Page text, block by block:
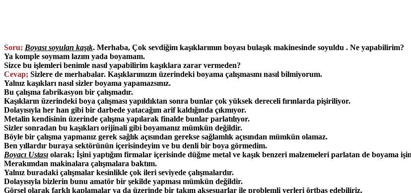
Soru; Boyası soyulan kaşık. Merhaba, Çok sevdiğim kaşıklarımın boyası bulaşık makinesinde soyuldu . Ne yapabilirim?
Ya komple soymam lazım yada boyamam.
Sizce bu işlemleri benimle nasıl yapabilirim kaşıklara zarar vermeden?
Cevap; Sizlere de merhabalar. Kaşıklarımızın üzerindeki boyama çalışmasını nasıl bilmiyorum.
Yalnız kaşıkları nasıl sizler boyama yapamazsınız.
Bu çalışma fabrikasyon bir çalışmadır.
Kaşıkların üzerindeki boya çalışması yapıldıktan sonra bunlar çok yüksek dereceli fırınlarda pişiriliyor.
Dolayısıyla her han gibi bir darbede yatacağım arif kaldığında çıkmıyor.
Metalin kendisinin üzerinde çalışma yapılarak finalde bunlar parlatılıyor.
Sizler sonradan bu kaşıkları orijinali gibi boyamanız mümkün değildir.
Böyle bir çalışma yapmanız gerek sağlık açısından gerekse sağlamlık açısından mümkün olamaz.
Ben yıllardır buraya sektörünün içerisindeyim ve bu denli bir boya görmedim.
Boyacı Ustası olarak; İşini yaptığım firmalar içerisinde düğme metal ve kaşık benzeri malzemeleri parlatan de boyama
Merakımdan makinalara çalışmalara baktım.
Yalnız buradaki çalışmalar kesinlikle çok ileri seviyede çalışmalardır.
Dolayısıyla bizlerin bunu amatör bir şekilde yapması mümkün değildir.
Görsel olarak farklı kaplamalar ya da üzerinde bir takım aksesuarlar ile problemli yerleri örtbas edebiliriz.